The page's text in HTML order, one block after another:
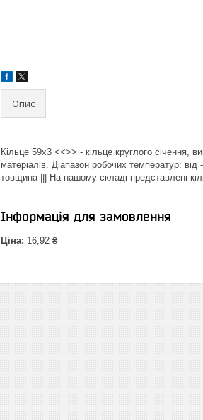
Опис
Кільце 59х3 <<>> - кільце круглого січення,
матеріалів. Діапазон робочих температур:
товщина ||| На нашому складі представлені
Інформація для замовлення
Ціна: 16,92 ₴